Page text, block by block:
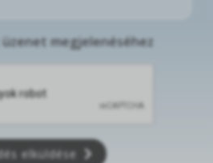
megjelenéséhez
elküldése